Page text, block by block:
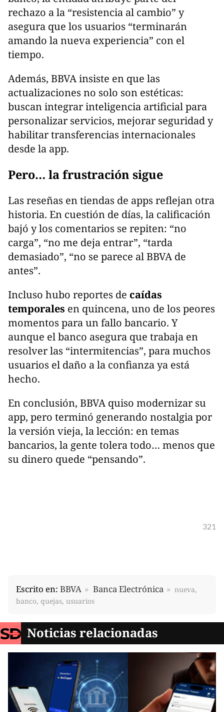
rechazo a la “resistencia al cambio” y
asegura que los usuarios “terminarán
amando la nueva experiencia” con el
tiempo.
Además, BBVA insiste en que las
actualizaciones no solo son estéticas:
buscan integrar inteligencia artificial para
personalizar servicios, mejorar seguridad y
habilitar transferencias internacionales
desde la app.
Pero… la frustración sigue
Las reseñas en tiendas de apps reflejan otra
historia. En cuestión de días, la calificación
bajó y los comentarios se repiten: “no
carga”, “no me deja entrar”, “tarda
demasiado”, “no se parece al BBVA de
antes”.
Incluso hubo reportes de caídas
temporales en quincena, uno de los peores
momentos para un fallo bancario. Y
aunque el banco asegura que trabaja en
resolver las “intermitencias”, para muchos
usuarios el daño a la confianza ya está
hecho.
En conclusión, BBVA quiso modernizar su
app, pero terminó generando nostalgia por
la versión vieja, la lección: en temas
bancarios, la gente tolera todo… menos que
su dinero quede “pensando”.
321
Escrito en: BBVA Banca Electrónica
nueva,
banco, quejas, usuarios
Noticias relacionadas